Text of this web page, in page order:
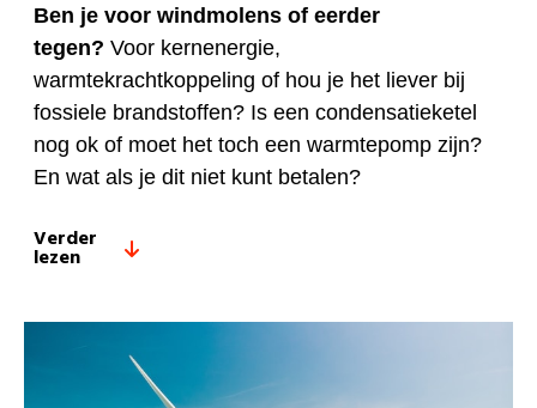
Ben je voor windmolens of eerder
tegen? Voor kernenergie,
warmtekrachtkoppeling of hou je het liever bij
fossiele brandstoffen? Is een condensatieketel
nog ok of moet het toch een warmtepomp zijn?
En wat als je dit niet kunt betalen?
Verder
lezen